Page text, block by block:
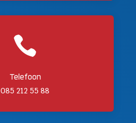

Telefoon
085 212 55 88